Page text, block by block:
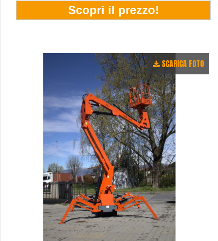
SCARICA FOTO